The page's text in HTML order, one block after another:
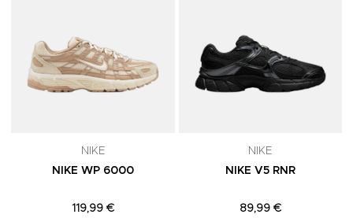
NIKE
NIKE WP 6000
119,99 €
NIKE
NIKE V5 RNR
89,99 €